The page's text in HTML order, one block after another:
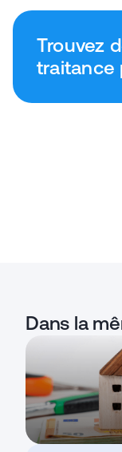
Trouvez
traitance
Dans la